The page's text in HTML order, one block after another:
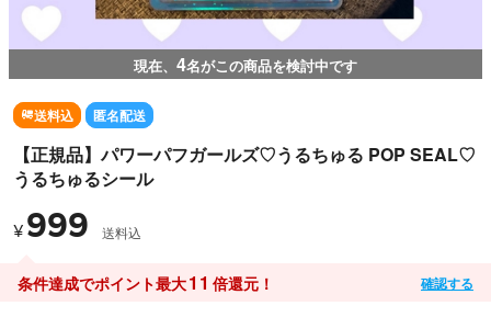
現在、 4名がこの商品を検討中です
送料込 匿名配送
【正規品】パワーパフガールズ♡うるちゅる POP SEAL♡
うるちゅるシール
¥ 999 送料込
条件達成でポイント最大11 倍還元！ 確認する